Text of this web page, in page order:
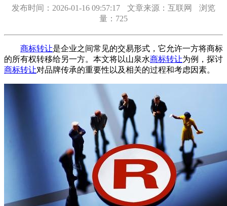
发布时间：2026-01-16 09:57:17 文章来源：互联网
浏览
量：725
商标转让是企业之间常见的交易形式，它允许一方将商标
的所有权转移给另一方。本文将以山泉水商标转让为例，探讨
商标转让对品牌传承的重要性以及相关的过程和考虑因素。